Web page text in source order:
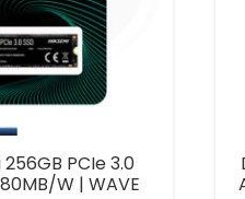
256GB PCIe 3.0
W | WAVE